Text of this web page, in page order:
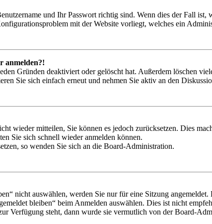
und Ihr Passwort richtig sind. Wenn dies der Fall ist,
mit der Website vorliegt, welches ein
anmelden?!
Gründen deaktiviert oder gelöscht hat. Außerdem löschen
Sie sich einfach erneut und nehmen Sie aktiv an den
wieder mitteilen, Sie können es jedoch zurücksetzen. Dies
Sie sich schnell wieder anmelden können.
so wenden Sie sich an die Board-Administration.
nicht auswählen, werden Sie nur für eine Sitzung
bleiben“ beim Anmelden auswählen. Dies ist nicht
Verfügung steht, dann wurde sie vermutlich von der Board-